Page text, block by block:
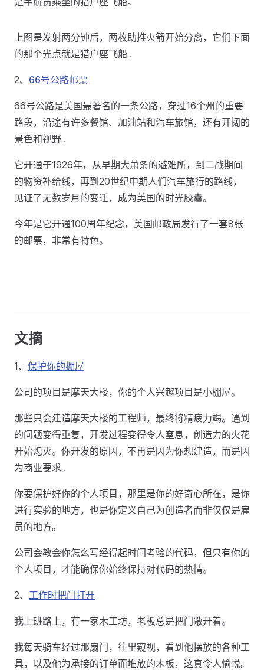
上图是发射两分钟后，两枚助推火箭开始分离，它们下面
的那个光点就是猎户座飞船。
2、 66号公路邮票
66号公路是美国最著名的一条公路，穿过16个州的重要
路段，沿途有许多餐馆、加油站和汽车旅馆，还有开阔的
景色和视野。
它开通于1926年，从早期大萧条的避难所，到二战期间
的物资补给线，再到20世纪中期人们汽车旅行的路线，
见证了无数岁月的变迁，成为美国的时光胶囊。
今年是它开通100周年纪念，美国邮政局发行了一套8张
的邮票，非常有特色。
文摘
1、 保护你的棚屋
公司的项目是摩天大楼，你的个人兴趣项目是小棚屋。
那些只会建造摩天大楼的工程师，最终将精疲力竭。遇到
的问题变得重复，开发过程变得令人窒息，创造力的火花
开始熄灭。你开发的原因，不再是因为你想建造，而是因
为商业要求。
你要保护好你的个人项目，那里是你的好奇心所在，是你
进行实验的地方，也是你定义自己为创造者而非仅仅是雇
员的地方。
公司会教会你怎么写经得起时间考验的代码，但只有你的
个人项目，才能确保你始终保持对代码的热情。
2、 工作时把门打开
我上班路上，有一家木工坊，老板总是把门敞开着。
我每天骑车经过那扇门，往里窥视，看到他摆放的各种工
具，以及他为承接的订单而堆放的木板，这真令人愉悦。